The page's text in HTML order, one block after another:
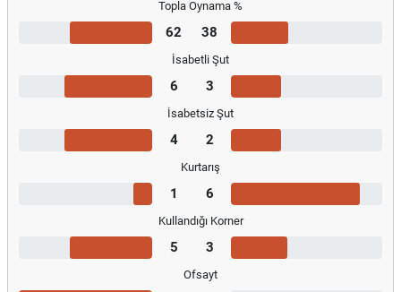
Topla Oynama %
62 38
İsabetli Şut
6 3
İsabetsiz Şut
4 2
Kurtarış
1 6
Kullandığı Korner
5 3
Ofsayt